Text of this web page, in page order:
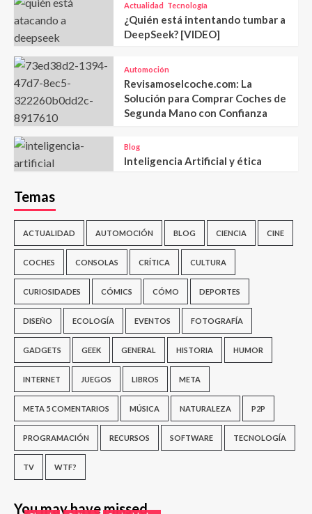
Actualidad Tecnología
¿Quién está intentando tumbar a
DeepSeek? [VIDEO]
Automoción
Revisamoselcoche.com: La
Solución para Comprar Coches de
Segunda Mano con Confianza
Blog
Inteligencia Artificial y ética
Temas
ACTUALIDAD AUTOMOCIÓN BLOG CIENCIA CINE
COCHES CONSOLAS CRÍTICA CULTURA
CURIOSIDADES CÓMICS CÓMO DEPORTES
DISEÑO ECOLOGÍA EVENTOS FOTOGRAFÍA
GADGETS GEEK GENERAL HISTORIA HUMOR
INTERNET JUEGOS LIBROS META
META 5 COMENTARIOS MÚSICA NATURALEZA P2P
PROGRAMACIÓN RECURSOS SOFTWARE TECNOLOGÍA
TV WTF?
You may have missed